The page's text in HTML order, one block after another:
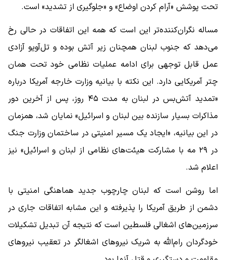
تحت پوشش «آرام کردن اوضاع» و «جلوگیری از تشدید» است.
مساله نگران‌کننده‌تر این است که همه این اتفاقات در حالی رخ
می‌دهد که جنوب لبنان همچنان زیر آتش بوده و تل‌آویو آزادی
عمل قابل توجهی برای ادامه عملیات نظامی خود تحت همان
چتر آمریکایی دارد. این نکته با بیانیه وزارت خارجه آمریکا درباره
«تمدید آتش‌بس در لبنان به مدت ۴۵ روز، پس از آخرین دور
مذاکرات بسیار سازنده بین لبنان و اسرائیل» نمایان شد، همزمان
در این بیانیه، «ایجاد یک مسیر امنیتی در ساختمان وزارت جنگ
در ۲۹ مه با مشارکت هیئت‌های نظامی از لبنان و اسرائیل» نیز
اعلام شد.
اما روشن است که لبنان چارچوب جدید هماهنگی امنیتی با
دشمن از طریق آمریکا را پذیرفته و این مشابه اتفاقات جاری در
سرزمین‌های اشغالی فلسطین است که نتیجه آن تبدیل تشکیلات
خودگردان رام‌الله به شریک نیروهای اشغالگر در تعقیب نیروهای